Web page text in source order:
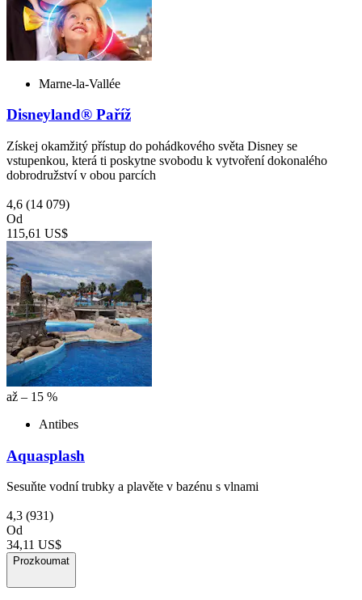
Marne-la-Vallée
Disneyland® Paříž
Získej okamžitý přístup do pohádkového světa Disney se
vstupenkou, která ti poskytne svobodu k vytvoření dokonalého
dobrodružství v obou parcích
4,6 (14 079)
Od
115,61 US$
až – 15 %
Antibes
Aquasplash
Sesuňte vodní trubky a plavěte v bazénu s vlnami
4,3 (931)
Od
34,11 US$
Prozkoumat